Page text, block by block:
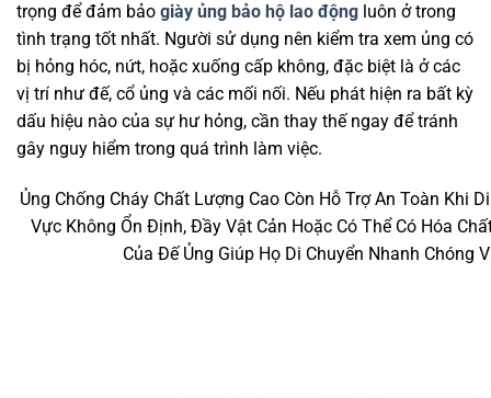
trọng để đảm bảo giày ủng bảo hộ lao động luôn ở trong
tình trạng tốt nhất. Người sử dụng nên kiểm tra xem ủng có
bị hỏng hóc, nứt, hoặc xuống cấp không, đặc biệt là ở các
vị trí như đế, cổ ủng và các mối nối. Nếu phát hiện ra bất kỳ
dấu hiệu nào của sự hư hỏng, cần thay thế ngay để tránh
gây nguy hiểm trong quá trình làm việc.
Ủng Chống Cháy Chất Lượng Cao Còn Hỗ Trợ An Toàn Khi
Vực Không Ổn Định, Đầy Vật Cản Hoặc Có Thể Có Hóa
Của Đế Ủng Giúp Họ Di Chuyển Nhanh Chóng